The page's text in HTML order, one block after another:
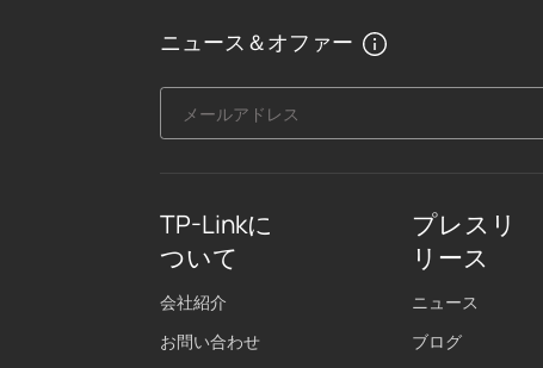
ニュース＆オファー
メールアドレス
TP-Linkに
ついて
会社紹介
お問い合わせ
プレスリ
リース
ニュース
ブログ